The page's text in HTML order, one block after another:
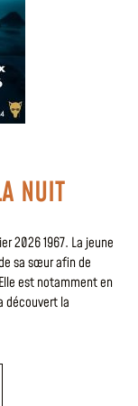
NUIT
2026 1967. La jeune
sa sœur afin de
est notamment en
découvert la